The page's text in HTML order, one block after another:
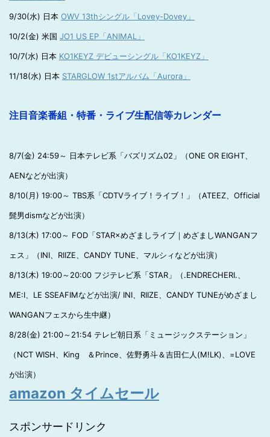
9/30(水) 日本 OWV 13thシングル「Lovey-Dovey」
10/2(金) 米国 JO1 US EP「ANIMAL」
10/7(水) 日本 KO1KEYZ デビューシングル「KO1KEYZ」
11/18(水) 日本 STARGLOW 1stアルバム「Aurora」
注目音楽番組・特番・ライブ生配信等カレンダー
8/7(金) 24:59～ 日本テレビ系「バズリズム02」（ONE OR EIGHT、
AENなどが出演）
8/10(月) 19:00～ TBS系「CDTVライブ！ライブ！」（ATEEZ、Official
髭男dismなどが出演）
8/13(木) 17:00～ FOD「STAR×めざましライブ｜めざましWANGANフ
ェス」（INI、RIIZE、CANDY TUNE、マルシィなどが出演）
8/13(木) 19:00～20:00 フジテレビ系「STAR」（.ENDRECHERI.、
ME:I、LE SSEAFIMなどが出演/ INI、RIIZE、CANDY TUNEがめざまし
WANGANフェスから生中継）
8/28(金) 21:00～21:54 テレビ朝日系「ミュージックステーション」
（NCT WISH、King ＆Prince、佐野勇斗＆吉田仁人(M!LK)、=LOVE
が出演）
amazon タイムセール
スポンサードリンク